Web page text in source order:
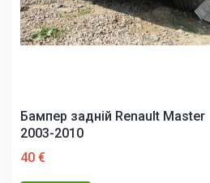
Бампер задній Renault Master
2003-2010
40 €